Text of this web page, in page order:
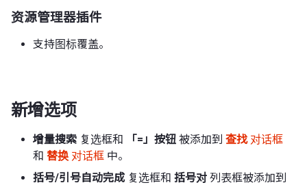
资源管理器插件
支持图标覆盖。
新增选项
增量搜索 复选框和 「=」按钮 被添加到 查找对话框
和 替换 对话框 中。
括号/引号自动完成复选框和 括号对 列表框被添加到